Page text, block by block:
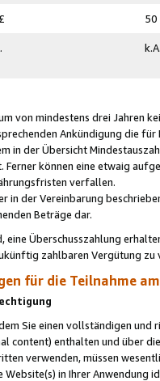
50
von mindestens drei Jahren
Ankündigung die
in der Übersicht
können eine etwaig
verfallen.
in der Vereinbarung
Beträge dar.
eine Überschusszahlung
zahlbaren Vergütung zu
für die Teilnahme
Sie einen vollständigen
content) enthalten und über
verwenden, müssen
in Ihrer Anwendung